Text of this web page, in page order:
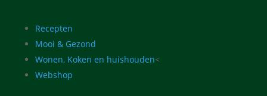
Recepten
Mooi & Gezond
Wonen, Koken en huishouden<
Webshop